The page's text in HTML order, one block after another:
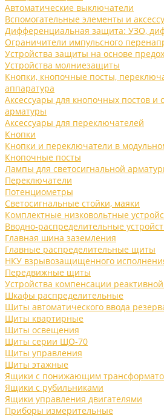
Автоматические выключатели
Вспомогательные элементы и
Дифференциальная защита: УЗО,
Ограничители импульсного
Устройства защиты на основе
Устройства молниезащиты
Кнопки, кнопочные посты,
аппаратура
Аксессуары для кнопочных постов и
арматуры
Аксессуары для переключателей
Кнопки
Кнопки и переключатели в
Кнопочные посты
Лампы для светосигнальной
Переключатели
Потенциометры
Светосигнальные стойки, маяки
Комплектные низковольтные
Вводно-распределительные
Главная шина заземления
Главные распределительные щиты
НКУ взрывозащищенного
Передвижные щиты
Устройства компенсации
Шкафы распределительные
Щиты автоматического ввода
Щиты квартирные
Щиты освещения
Щиты серии ЩО-70
Щиты управления
Щиты этажные
Ящики с понижающим
Ящики с рубильниками
Ящики управления двигателями
Приборы измерительные